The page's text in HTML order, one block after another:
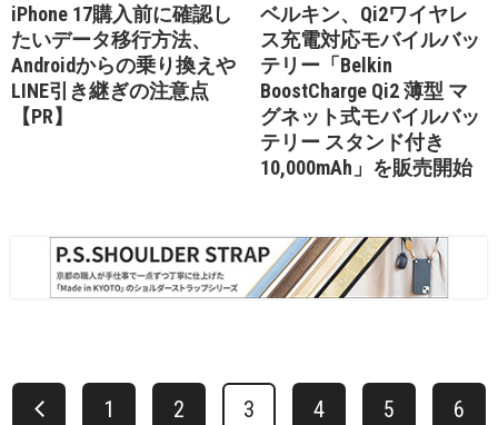
iPhone 17購入前に確認し
たいデータ移行方法、
Androidからの乗り換えや
LINE引き継ぎの注意点
【PR】
ベルキン、Qi2ワイヤレ
ス充電対応モバイルバッ
テリー「Belkin
BoostCharge Qi2 薄型 マ
グネット式モバイルバッ
テリー スタンド付き
10,000mAh」を販売開始
1 2 3 4 5 6